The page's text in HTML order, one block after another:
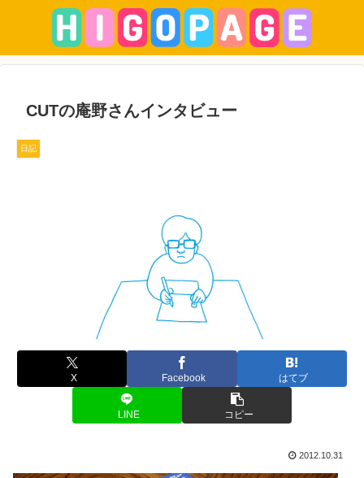
CUTの庵野さんインタビュー
日記
X Facebook はてブ
LINE コピー
2012.10.31